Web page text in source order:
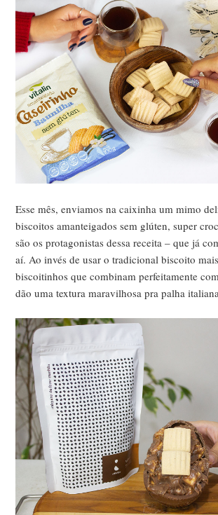
Esse mês, enviamos na caixinha um mimo
biscoitos amanteigados sem glúten, super
são os protagonistas dessa receita – que já
aí. Ao invés de usar o tradicional biscoito
biscoitinhos que combinam perfeitamente
dão uma textura maravilhosa pra palha